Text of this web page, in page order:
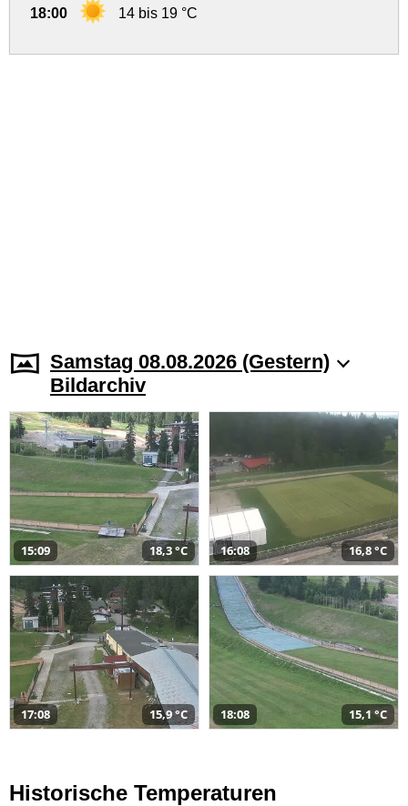
18:00 14 bis 19 °C
Samstag 08.08.2026 (Gestern)
Bildarchiv
15:09 18,3 °C 16:08 16,8 °C
17:08 15,9 °C 18:08 15,1 °C
Historische Temperaturen